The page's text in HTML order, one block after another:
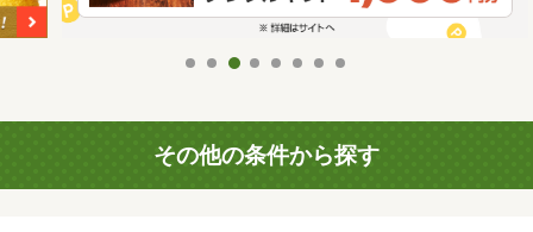
その他の条件から探す